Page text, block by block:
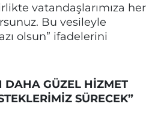
vatandaşlarımıza her
Bu vesileyle
olsun” ifadelerini
DAHA GÜZEL HİZMET
SÜRECEK”